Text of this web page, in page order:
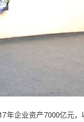
企业资产7000亿元